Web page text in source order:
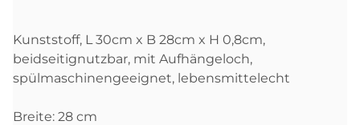
Kunststoff, L 30cm x B 28cm x H 0,8cm,
beidseitignutzbar, mit Aufhängeloch,
spülmaschinengeeignet, lebensmittelecht
Breite: 28 cm